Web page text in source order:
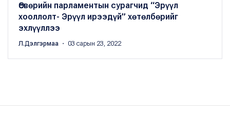
Өсвөрийн парламентын сурагчид “Эрүүл
хооллолт- Эрүүл ирээдүй” хөтөлбөрийг
эхлүүллээ
Л.Дэлгэрмаа ・ 03 сарын 23, 2022